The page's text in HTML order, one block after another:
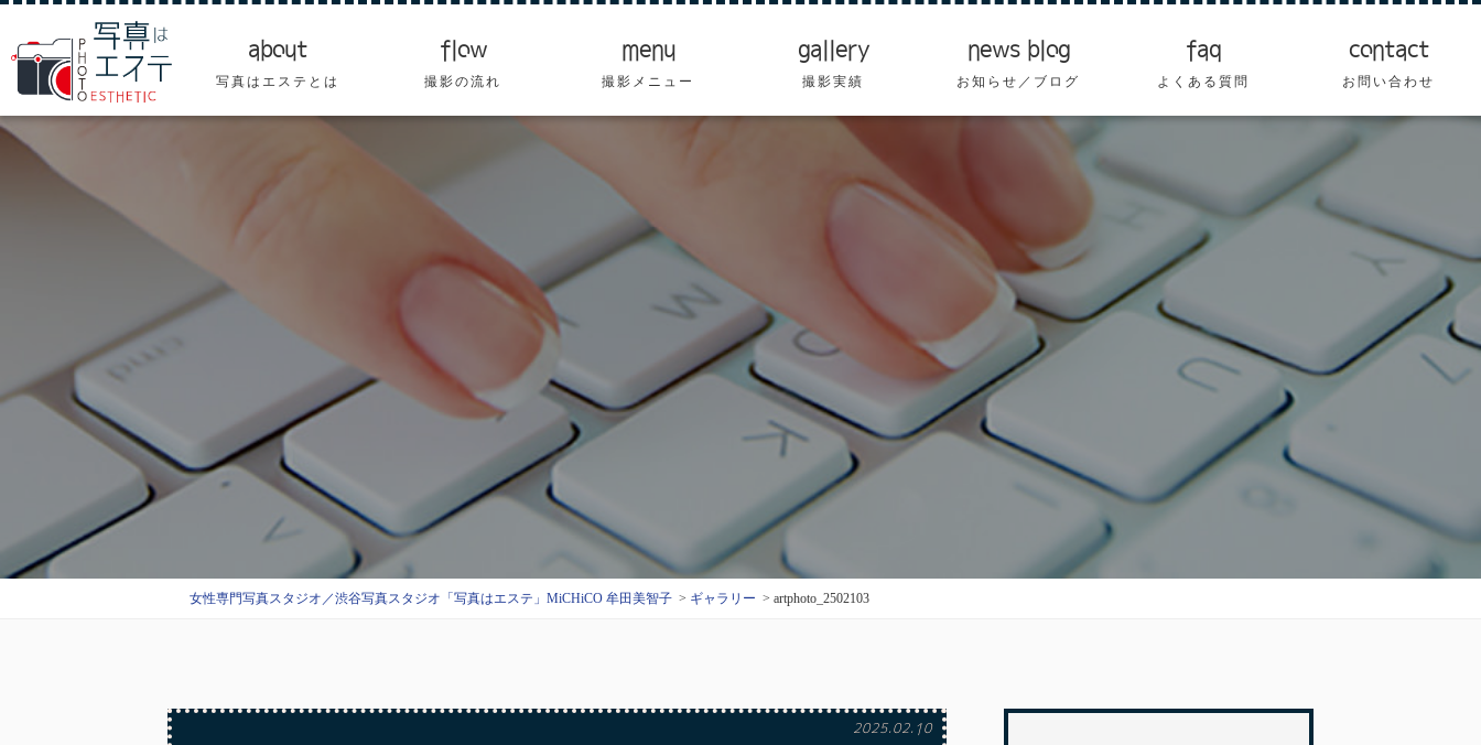
about
写真はエステとは
flow
撮影の流れ
menu
撮影メニュー
gallery
撮影実績
news blog
お知らせ／ブログ
faq
よくある質問
contact
お問い合わせ
女性専門写真スタジオ／渋谷写真スタジオ「写真はエステ」MiCHiCO 牟田美智子 ギャラリー artphoto_2502103
2025.02.10